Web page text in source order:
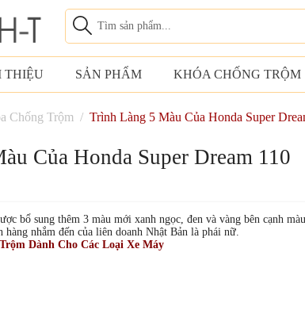
THIỆU SẢN PHẨM KHÓA CHỐNG TRỘM
Chống Trộm / Trình Làng 5 Màu Của Honda Super
Của Honda Super Dream 110
bổ sung thêm 3 màu mới xanh ngọc, đen và vàng bên cạnh
hàng nhắm đến của liên doanh Nhật Bản là phái nữ.
Dành Cho Các Loại Xe Máy